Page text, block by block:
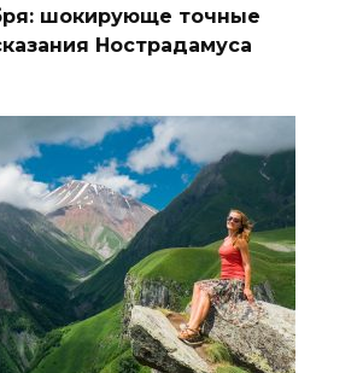
шокирующе точные
Нострадамуса